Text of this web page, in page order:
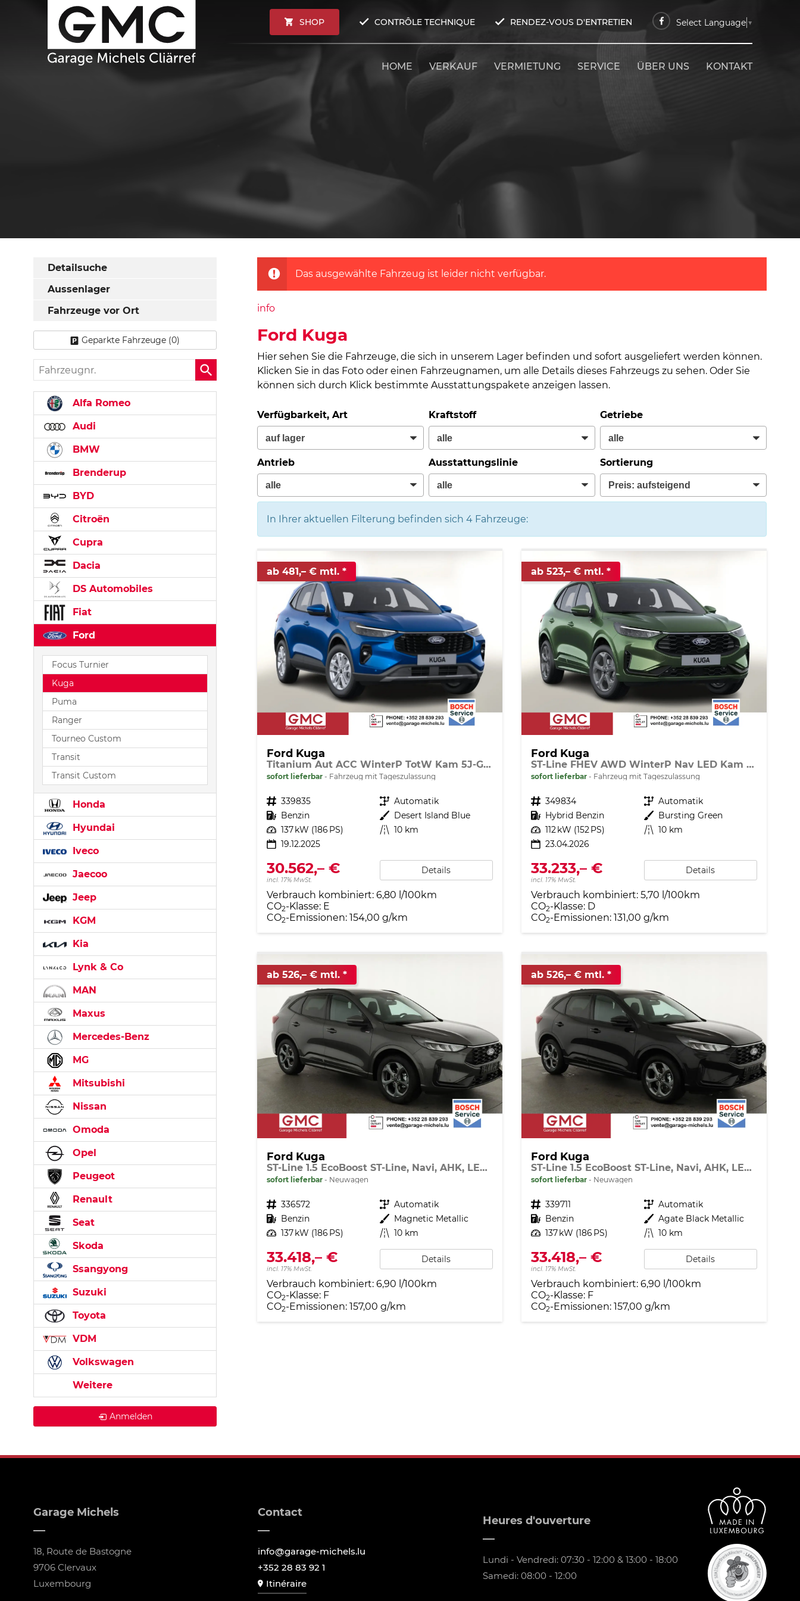
SHOP CONTRÔLE TECHNIQUE RENDEZ-VOUS D'ENTRETIEN Select Language ▼
HOME VERKAUF VERMIETUNG SERVICE ÜBER UNS KONTAKT
Das ausgewählte Fahrzeug ist leider nicht verfügbar.
info
Ford Kuga
Hier sehen Sie die Fahrzeuge, die sich in unserem Lager befinden und sofort ausgeliefert werden können.
Klicken Sie in das Foto oder einen Fahrzeugnamen, um alle Details dieses Fahrzeugs zu sehen. Oder Sie
können sich durch Klick bestimmte Ausstattungspakete anzeigen lassen.
Verfügbarkeit, Art Kraftstoff Getriebe
Antrieb Ausstattungslinie Sortierung
In Ihrer aktuellen Filterung befinden sich 4Fahrzeuge:
ab 481,– € mtl.
Ford Kuga
Titanium Aut ACC WinterP TotW Kam 5J-Gar
sofort lieferbar Fahrzeug mit Tageszulassung
Fahrzeugnr. 339835 Getriebe Automatik
Kraftstoff Benzin Außenfarbe Desert Island Blue
Leistung 137 kW (186 PS) Kilometerstand 10 km
19.12.2025
30.562,– €
incl. 17% MwSt.
Details
Verbrauch kombiniert: 6,80 l/100km
CO2-Klasse: E
CO2-Emissionen: 154,00 g/km
ab 523,– € mtl.
Ford Kuga
ST-Line FHEV AWD WinterP Nav LED Kam 5J-Gar
sofort lieferbar Fahrzeug mit Tageszulassung
Fahrzeugnr. 349834 Getriebe Automatik
Kraftstoff Hybrid Benzin Außenfarbe Bursting Green
Leistung 112 kW (152 PS) Kilometerstand 10 km
23.04.2026
33.233,– €
incl. 17% MwSt.
Details
Verbrauch kombiniert: 5,70 l/100km
CO2-Klasse: D
CO2-Emissionen: 131,00 g/km
ab 526,– € mtl.
Ford Kuga
ST-Line 1.5 EcoBoost ST-Line, Navi, AHK, LED, Kamera, Winter, FS beheizbar, 5 J.-Garantie
sofort lieferbar Neuwagen
Fahrzeugnr. 336572 Getriebe Automatik
Kraftstoff Benzin Außenfarbe Magnetic Metallic
Leistung 137 kW (186 PS) Kilometerstand 10 km
33.418,– €
incl. 17% MwSt.
Details
Verbrauch kombiniert: 6,90 l/100km
CO2-Klasse: F
CO2-Emissionen: 157,00 g/km
ab 526,– € mtl.
Ford Kuga
ST-Line 1.5 EcoBoost ST-Line, Navi, AHK, LED, Kamera, Winter, FS beheizbar, 5 J.-Garantie
sofort lieferbar Neuwagen
Fahrzeugnr. 339711 Getriebe Automatik
Kraftstoff Benzin Außenfarbe Agate Black Metallic
Leistung 137 kW (186 PS) Kilometerstand 10 km
33.418,– €
incl. 17% MwSt.
Details
Verbrauch kombiniert: 6,90 l/100km
CO2-Klasse: F
CO2-Emissionen: 157,00 g/km
Detailsuche
Aussenlager
Fahrzeuge vor Ort
Geparkte Fahrzeuge (0)
Fahrzeugnr.
Alfa Romeo
Audi
BMW
Brenderup
BYD
Citroën
Cupra
Dacia
DS Automobiles
Fiat
Ford
Focus Turnier
Kuga
Puma
Ranger
Tourneo Custom
Transit
Transit Custom
Honda
Hyundai
Iveco
Jaecoo
Jeep
KGM
Kia
Lynk & Co
MAN
Maxus
Mercedes-Benz
MG
Mitsubishi
Nissan
Omoda
Opel
Peugeot
Renault
Seat
Skoda
Ssangyong
Suzuki
Toyota
VDM
Volkswagen
Weitere
Anmelden
Garage Michels
18, Route de Bastogne
9706 Clervaux
Luxembourg
Contact
info@garage-michels.lu
+352 28 83 92 1
Itinéraire
Heures d'ouverture
Lundi - Vendredi: 07:30 - 12:00 & 13:00 - 18:00
Samedi: 08:00 - 12:00